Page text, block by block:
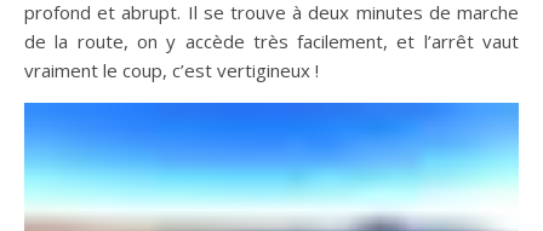
profond et abrupt. Il se trouve à deux minutes de marche
de la route, on y accède très facilement, et l’arrêt vaut
vraiment le coup, c’est vertigineux !